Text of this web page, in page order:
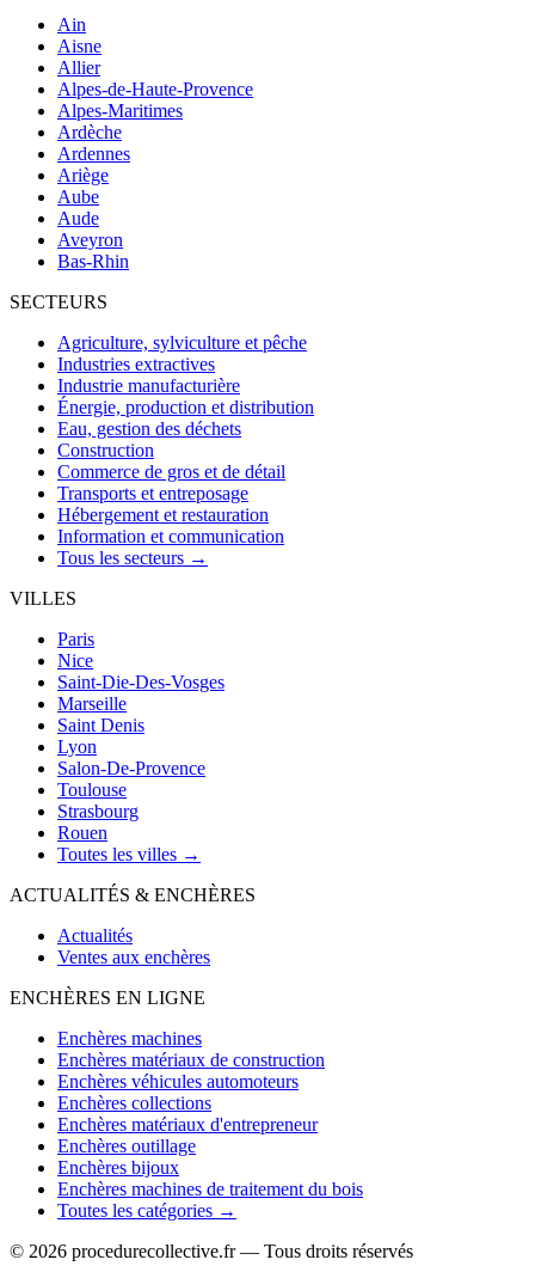
Ain
Aisne
Allier
Alpes-de-Haute-Provence
Alpes-Maritimes
Ardèche
Ardennes
Ariège
Aube
Aude
Aveyron
Bas-Rhin
SECTEURS
Agriculture, sylviculture et pêche
Industries extractives
Industrie manufacturière
Énergie, production et distribution
Eau, gestion des déchets
Construction
Commerce de gros et de détail
Transports et entreposage
Hébergement et restauration
Information et communication
Tous les secteurs →
VILLES
Paris
Nice
Saint-Die-Des-Vosges
Marseille
Saint Denis
Lyon
Salon-De-Provence
Toulouse
Strasbourg
Rouen
Toutes les villes →
ACTUALITÉS & ENCHÈRES
Actualités
Ventes aux enchères
ENCHÈRES EN LIGNE
Enchères machines
Enchères matériaux de construction
Enchères véhicules automoteurs
Enchères collections
Enchères matériaux d'entrepreneur
Enchères outillage
Enchères bijoux
Enchères machines de traitement du bois
Toutes les catégories →
© 2026 procedurecollective.fr — Tous droits réservés